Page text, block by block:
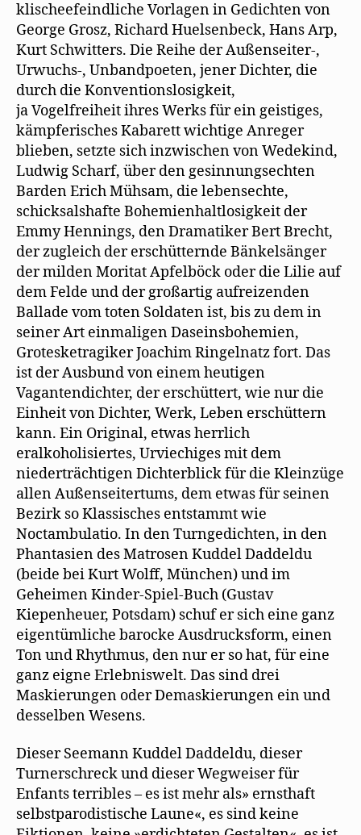
klischeefeindliche Vorlagen in Gedichten von
George Grosz, Richard Huelsenbeck, Hans Arp,
Kurt Schwitters. Die Reihe der Außenseiter-,
Urwuchs-, Unbandpoeten, jener Dichter, die
durch die Konventionslosigkeit,
ja Vogelfreiheit ihres Werks für ein geistiges,
kämpferisches Kabarett wichtige Anreger
blieben, setzte sich inzwischen von Wedekind,
Ludwig Scharf, über den gesinnungsechten
Barden Erich Mühsam, die lebensechte,
schicksalshafte Bohemienhaltlosigkeit der
Emmy Hennings, den Dramatiker Bert Brecht,
der zugleich der erschütternde Bänkelsänger
der milden Moritat Apfelböck oder die Lilie auf
dem Felde und der großartig aufreizenden
Ballade vom toten Soldaten ist, bis zu dem in
seiner Art einmaligen Daseinsbohemien,
Grotesketragiker Joachim Ringelnatz fort. Das
ist der Ausbund von einem heutigen
Vagantendichter, der erschüttert, wie nur die
Einheit von Dichter, Werk, Leben erschüttern
kann. Ein Original, etwas herrlich
eralkoholisiertes, Urviechiges mit dem
niederträchtigen Dichterblick für die Kleinzüge
allen Außenseitertums, dem etwas für seinen
Bezirk so Klassisches entstammt wie
Noctambulatio. In den Turngedichten, in den
Phantasien des Matrosen Kuddel Daddeldu
(beide bei Kurt Wolff, München) und im
Geheimen Kinder-Spiel-Buch (Gustav
Kiepenheuer, Potsdam) schuf er sich eine ganz
eigentümliche barocke Ausdrucksform, einen
Ton und Rhythmus, den nur er so hat, für eine
ganz eigne Erlebniswelt. Das sind drei
Maskierungen oder Demaskierungen ein und
desselben Wesens.
Dieser Seemann Kuddel Daddeldu, dieser
Turnerschreck und dieser Wegweiser für
Enfants terribles – es ist mehr als» ernsthaft
selbstparodistische Laune«, es sind keine